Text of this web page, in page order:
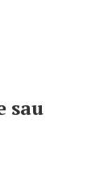
sau